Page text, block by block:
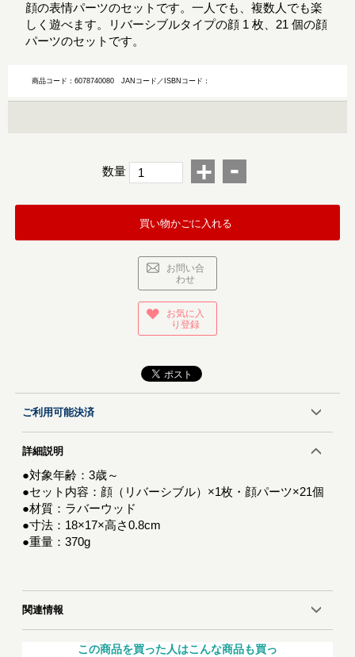
顔の表情パーツのセットです。一人でも、複数人でも楽
しく遊べます。リバーシブルタイプの顔 1 枚、21 個の顔
パーツのセットです。
商品コード：6078740080JANコード／ISBNコード：
数量 + -
買い物かごに入れる
お問い合
わせ
お気に入
り登録
ご利用可能決済
詳細説明
●対象年齢：3歳～
●セット内容：顔（リバーシブル）×1枚・顔パーツ×21個
●材質：ラバーウッド
●寸法：18×17×高さ0.8cm
●重量：370g
関連情報
この商品を買った人はこんな商品も買っ